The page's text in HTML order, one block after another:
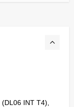
INT T4),